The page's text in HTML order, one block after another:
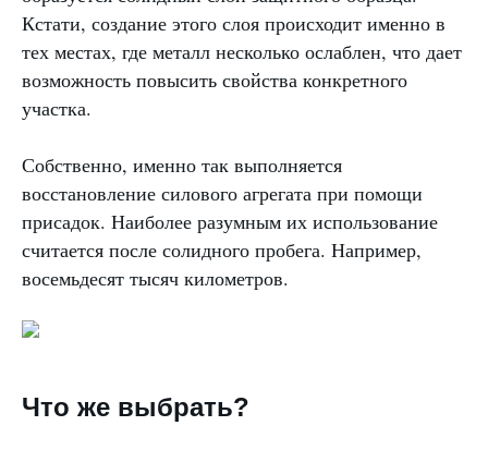
Кстати, создание этого слоя происходит именно в
тех местах, где металл несколько ослаблен, что дает
возможность повысить свойства конкретного
участка.
Собственно, именно так выполняется
восстановление силового агрегата при помощи
присадок. Наиболее разумным их использование
считается после солидного пробега. Например,
восемьдесят тысяч километров.
Что же выбрать?